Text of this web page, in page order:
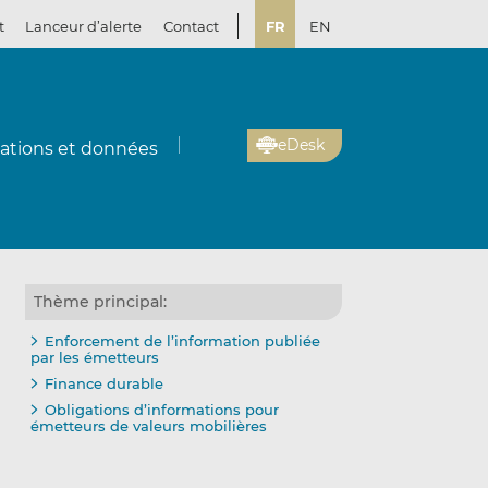
Lanceur d’alerte Contact FR EN
et données eDesk
Thème principal:
Enforcement de l’information publiée
par les émetteurs
Finance durable
Obligations d’informations pour
émetteurs de valeurs mobilières